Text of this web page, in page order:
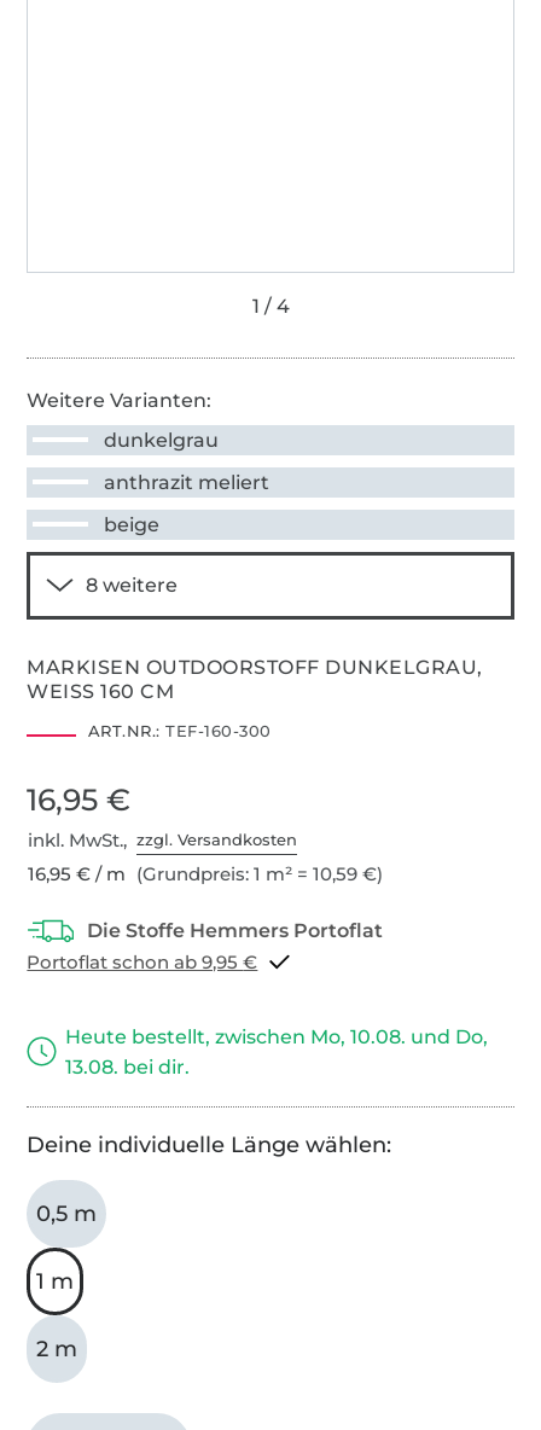
Weitere Varianten:
dunkelgrau
anthrazit meliert
beige
MARKISEN OUTDOORSTOFF DUNKELGRAU,
WEISS 160 CM
ART.NR.: TEF-160-300
16,95 €
inkl. MwSt.,zzgl. Versandkosten
16,95 € / m (Grundpreis: 1 m² = 10,59 €)
Portoflat schon ab 9,95 €
Heute bestellt, zwischen Mo, 10.08. und Do,
13.08. bei dir.
Deine individuelle Länge wählen:
0,5 m
1 m
2 m